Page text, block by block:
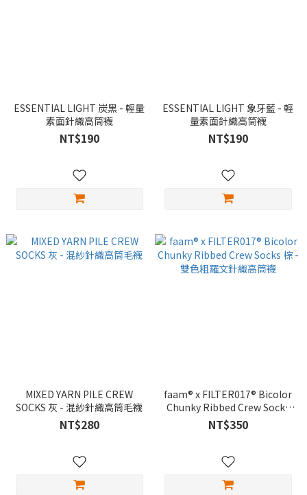
ESSENTIAL LIGHT 炭黑 - 輕量
素面針織高筒襪
NT$190
ESSENTIAL LIGHT 象牙藍 - 輕
量素面針織高筒襪
NT$190
MIXED YARN PILE CREW
SOCKS 灰 - 混紗針織高筒毛襪
NT$280
faam® x FILTER017® Bicolor
Chunky Ribbed Crew Socks
棕 - 雙色粗羅文針織高筒襪
NT$350